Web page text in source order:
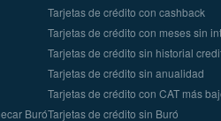
Buró
Tarjetas de crédito con cashback
Tarjetas de crédito con meses sin
Tarjetas de crédito sin historial
Tarjetas de crédito sin anualidad
Tarjetas de crédito con CAT más
Tarjetas de crédito sin Buró